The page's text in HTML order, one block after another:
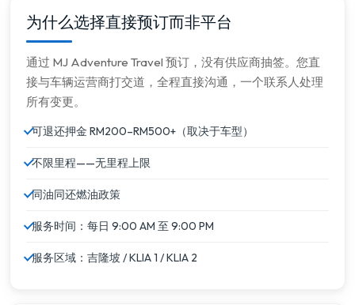
为什么选择直接预订而非平台
通过 MJ Adventure Travel 预订，没有供应商抽签。您直
接与车辆运营商打交道，全程直接沟通，一个联系人处理
所有变更。
可退还押金 RM200–RM500+（取决于车型）
不限里程——无里程上限
同油同还燃油政策
服务时间：每日 9:00 AM 至 9:00 PM
服务区域：吉隆坡 / KLIA 1 / KLIA 2